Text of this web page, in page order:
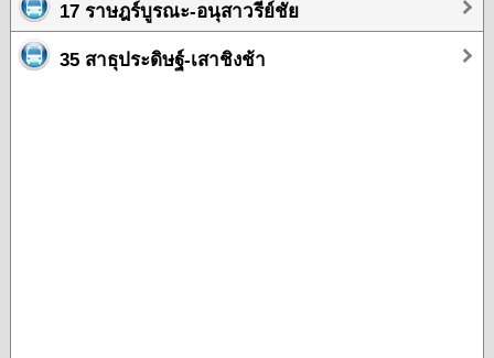
17 ราษฎร์บูรณะ-อนุสาวรีย์ชัย
35 สาธุประดิษฐ์-เสาชิงช้า